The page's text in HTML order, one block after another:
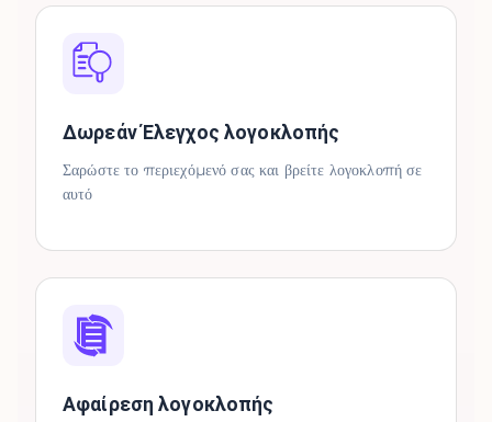
Δωρεάν Έλεγχος λογοκλοπής
Σαρώστε το περιεχόμενό σας και βρείτε λογοκλοπή σε
αυτό
Αφαίρεση λογοκλοπής